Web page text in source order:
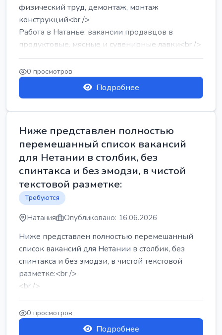
физический труд, демонтаж, монтаж
конструкций<br />
Работа в Натанье: вакансии продавцов в
продуктовые, мясные и сувенирные лавки<br />
Разнорабочий на сборку м...
0 просмотров
Подробнее
Ниже представлен полностью
перемешанный список вакансий
для Нетании в столбик, без
спинтакса и без эмодзи, в чистой
текстовой разметке:
Требуются
Натания Опубликовано: 16.06.2026
Ниже представлен полностью перемешанный
список вакансий для Нетании в столбик, без
спинтакса и без эмодзи, в чистой текстовой
разметке:<br />
<br />
Работа в Нетании на мебельном производстве:
требу...
0 просмотров
Подробнее